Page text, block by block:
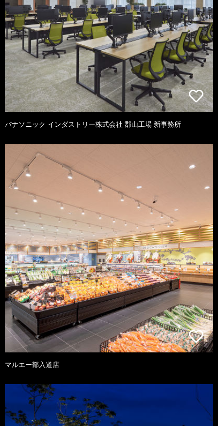
パナソニック インダストリー株式会社 郡山工場 新事務所
マルエー部入道店